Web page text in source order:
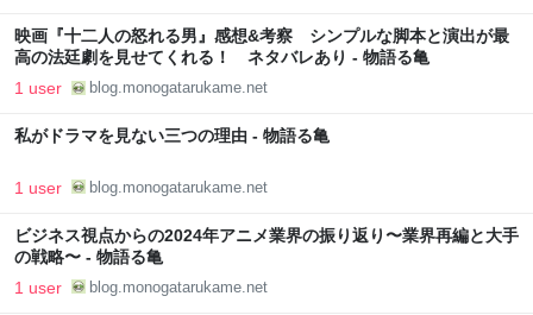
映画『十二人の怒れる男』感想&考察 シンプルな脚本と演出が最
高の法廷劇を見せてくれる！ ネタバレあり - 物語る亀
1 user blog.monogatarukame.net
私がドラマを見ない三つの理由 - 物語る亀
1 user blog.monogatarukame.net
ビジネス視点からの2024年アニメ業界の振り返り〜業界再編と大手
の戦略〜 - 物語る亀
1 user blog.monogatarukame.net